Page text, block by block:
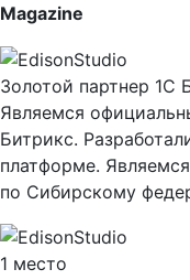
Magazine
Золотой партнер 1С
Являемся
Битрикс.
платформе.
по Сибирскому
1 место